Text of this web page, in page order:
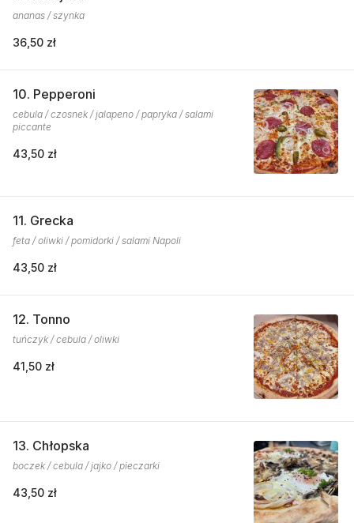
ananas / szynka
36,50 zł
10. Pepperoni
cebula / czosnek / jalapeno / papryka / salami
piccante
43,50 zł
11. Grecka
feta / oliwki / pomidorki / salami Napoli
43,50 zł
12. Tonno
tuńczyk / cebula / oliwki
41,50 zł
13. Chłopska
boczek / cebula / jajko / pieczarki
43,50 zł